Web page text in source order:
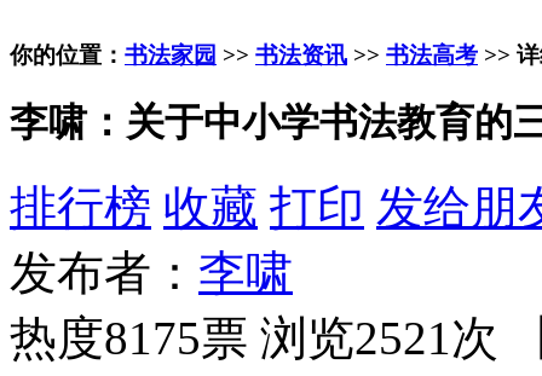
你的位置： 书法家园 >> 书法资讯 >> 书法高考 >>
李啸：关于中小学书法教育的
排行榜 收藏 打印 发给朋
发布者： 李啸
热度8175票 浏览2521次